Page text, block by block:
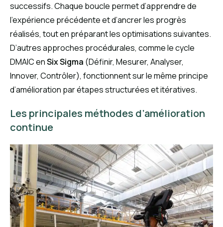
successifs. Chaque boucle permet d’apprendre de
l’expérience précédente et d’ancrer les progrès
réalisés, tout en préparant les optimisations suivantes.
D’autres approches procédurales, comme le cycle
DMAIC enSix Sigma (Définir, Mesurer, Analyser,
Innover, Contrôler), fonctionnent sur le même principe
d’amélioration par étapes structurées et itératives.
Les principales méthodes d’amélioration
continue